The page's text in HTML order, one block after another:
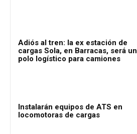
Adiós al tren: la ex estación de
cargas Sola, en Barracas, será un
polo logístico para camiones
Instalarán equipos de ATS en
locomotoras de cargas